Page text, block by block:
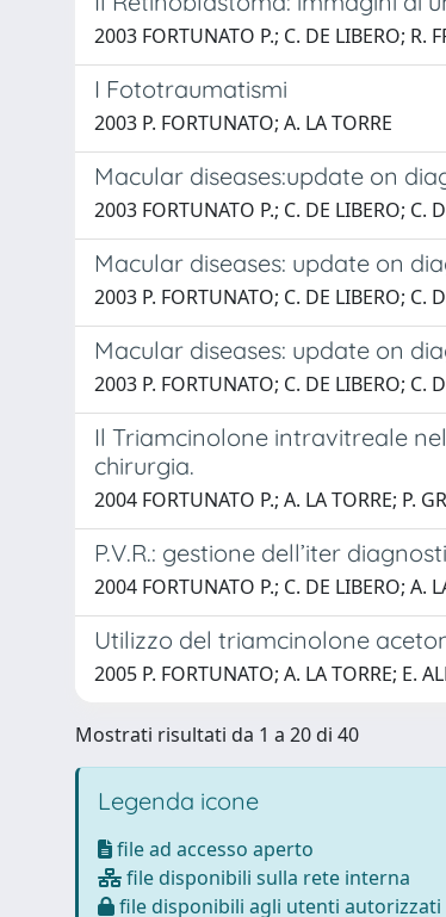
2003 FORTUNATO P.; C. DE LIBERO; R.
I Fototraumatismi
2003 P. FORTUNATO; A. LA TORRE
Macular diseases:update on
2003 FORTUNATO P.; C. DE LIBERO; C.
Macular diseases: update on
2003 P. FORTUNATO; C. DE LIBERO; C.
Macular diseases: update on
2003 P. FORTUNATO; C. DE LIBERO; C.
Il Triamcinolone intravitreale
chirurgia.
2004 FORTUNATO P.; A. LA TORRE; P.
P.V.R.: gestione dell’iter
2004 FORTUNATO P.; C. DE LIBERO; A.
Utilizzo del triamcinolone
2005 P. FORTUNATO; A. LA TORRE; E.
Mostrati risultati da 1 a 20 di 40
Legenda icone
file ad accesso aperto
file disponibili sulla rete interna
file disponibili agli utenti autorizzati